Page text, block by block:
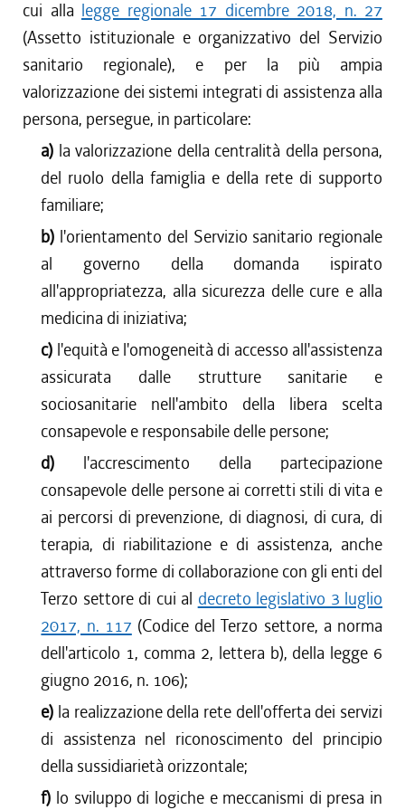
cui alla legge regionale 17 dicembre 2018, n. 27
(Assetto istituzionale e organizzativo del Servizio
sanitario regionale), e per la più ampia
valorizzazione dei sistemi integrati di assistenza alla
persona, persegue, in particolare:
a) la valorizzazione della centralità della persona,
del ruolo della famiglia e della rete di supporto
familiare;
b) l'orientamento del Servizio sanitario regionale
al governo della domanda ispirato
all'appropriatezza, alla sicurezza delle cure e alla
medicina di iniziativa;
c) l'equità e l'omogeneità di accesso all'assistenza
assicurata dalle strutture sanitarie e
sociosanitarie nell'ambito della libera scelta
consapevole e responsabile delle persone;
d) l'accrescimento della partecipazione
consapevole delle persone ai corretti stili di vita e
ai percorsi di prevenzione, di diagnosi, di cura, di
terapia, di riabilitazione e di assistenza, anche
attraverso forme di collaborazione con gli enti del
Terzo settore di cui al decreto legislativo 3 luglio
2017, n. 117 (Codice del Terzo settore, a norma
dell'articolo 1, comma 2, lettera b), della legge 6
giugno 2016, n. 106);
e) la realizzazione della rete dell'offerta dei servizi
di assistenza nel riconoscimento del principio
della sussidiarietà orizzontale;
f) lo sviluppo di logiche e meccanismi di presa in